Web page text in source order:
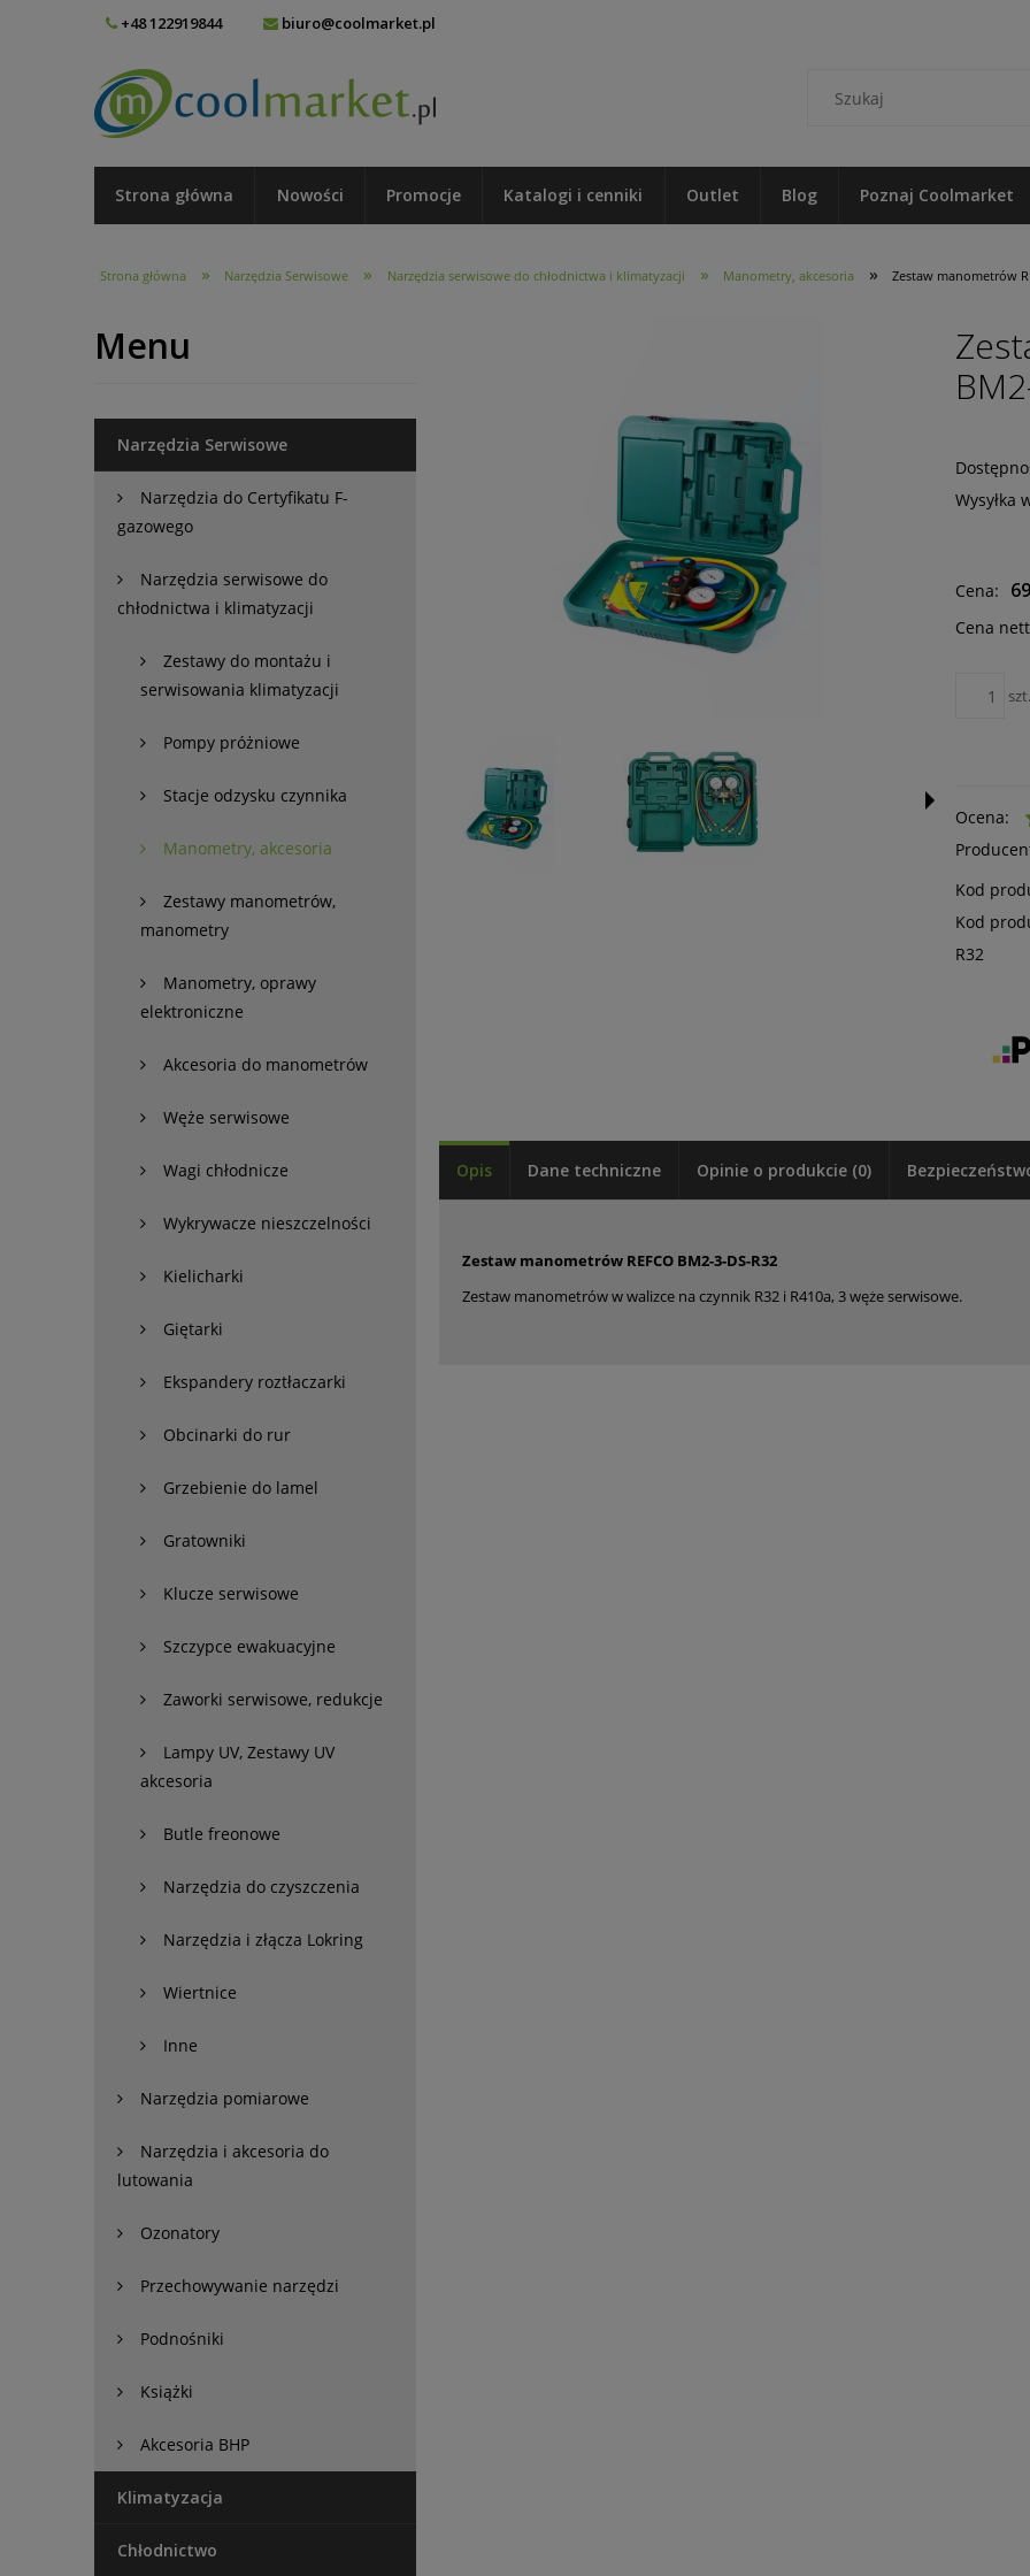
+48 122919844 biuro@coolmarket.pl
Strona główna Nowości Promocje Katalogi i cenniki Outlet Blog Poznaj Coolmarket
Strona główna » Narzędzia Serwisowe » Narzędzia serwisowe do chłodnictwa i klimatyzacji » Manometry, akcesoria » Zestaw manometrów
Menu
Narzędzia Serwisowe
Narzędzia do Certyfikatu F-
gazowego
Narzędzia serwisowe do
chłodnictwa i klimatyzacji
Zestawy do montażu i
serwisowania klimatyzacji
Pompy próżniowe
Stacje odzysku czynnika
Manometry, akcesoria
Zestawy manometrów,
manometry
Manometry, oprawy
elektroniczne
Akcesoria do manometrów
Węże serwisowe
Wagi chłodnicze
Wykrywacze nieszczelności
Kielicharki
Giętarki
Ekspandery roztłaczarki
Obcinarki do rur
Grzebienie do lamel
Gratowniki
Klucze serwisowe
Szczypce ewakuacyjne
Zaworki serwisowe, redukcje
Lampy UV, Zestawy UV
akcesoria
Butle freonowe
Narzędzia do czyszczenia
Narzędzia i złącza Lokring
Wiertnice
Inne
Narzędzia pomiarowe
Narzędzia i akcesoria do
lutowania
Ozonatory
Przechowywanie narzędzi
Podnośniki
Książki
Akcesoria BHP
Klimatyzacja
Chłodnictwo
Wysyłka
Cena:
Cena
Ocena:
Kod
Kod
R32
Opis Dane techniczne Opinie o produkcie (0)
Zestaw manometrów REFCO BM2-3-DS-R32
Zestaw manometrów w walizce na czynnik R32 i R410a, 3 węże serwisowe.